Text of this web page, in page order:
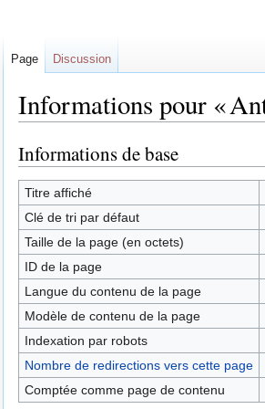
Informations pour «
Aller
à
la
navigation
Aller
à
la
recherche
Informations de base
Titre affiché
Clé de tri par défaut
Taille de la page (en octets)
ID de la page
Langue du contenu de la page
Modèle de contenu de la page
Indexation par robots
Nombre de redirections vers cette page
Comptée comme page de contenu
Page Discussion